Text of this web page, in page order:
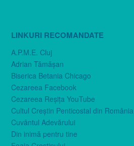
LINKURI RECOMANDATE
A.P.M.E. Cluj
Adrian Tămăşan
Biserica Betania Chicago
Cezareea Facebook
Cezareea Reşiţa YouTube
Cultul Creştin Penticostal din România
Cuvântul Adevărului
Din inimă pentru tine